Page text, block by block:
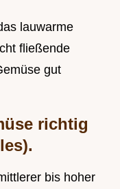
lauwarme
fließende
gut
richtig
bis hoher